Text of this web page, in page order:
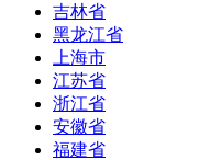
吉林省
黑龙江省
上海市
江苏省
浙江省
安徽省
福建省